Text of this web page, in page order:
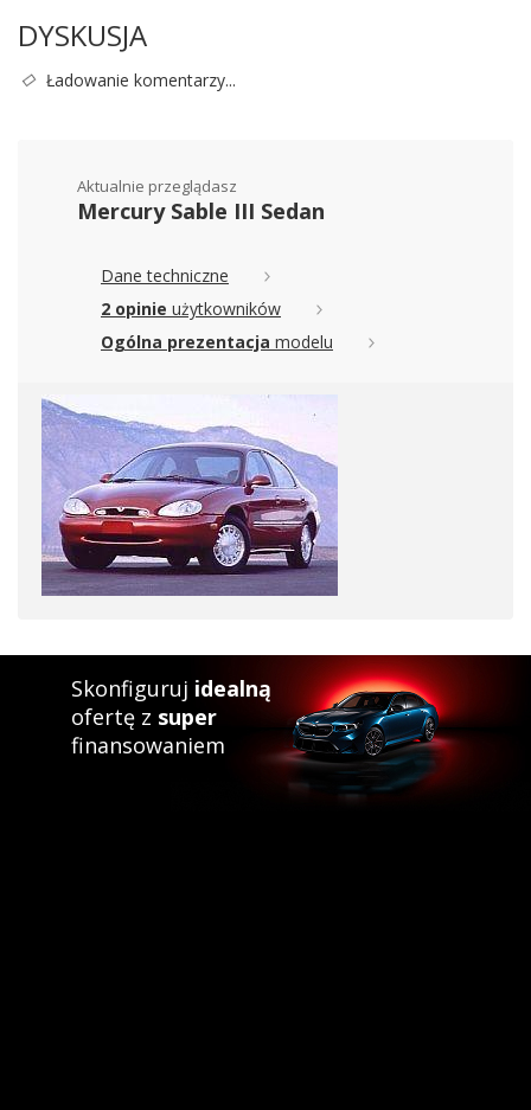
DYSKUSJA
Ładowanie komentarzy...
Aktualnie przeglądasz
Mercury Sable III Sedan
Dane techniczne
2 opinie użytkowników
Ogólna prezentacja modelu
Skonfiguruj idealną
ofertę z super
finansowaniem